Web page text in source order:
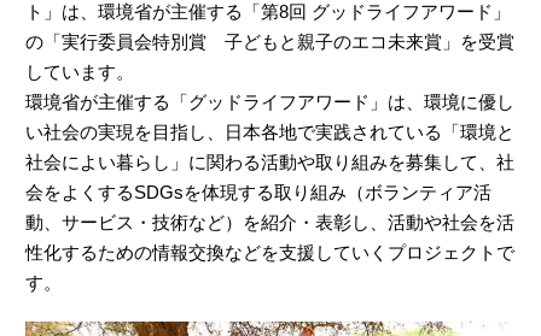
ト」は、環境省が主催する「第8回 グッドライフアワード」
の「実行委員会特別賞 子どもと親子のエコ未来賞」を受賞
しています。
環境省が主催する「グッドライフアワード」は、環境に優し
い社会の実現を目指し、日本各地で実践されている「環境と
社会によい暮らし」に関わる活動や取り組みを募集して、社
会をよくするSDGsを体現する取り組み（ボランティア活
動、サービス・技術など）を紹介・表彰し、活動や社会を活
性化するための情報交換などを支援していくプロジェクトで
す。